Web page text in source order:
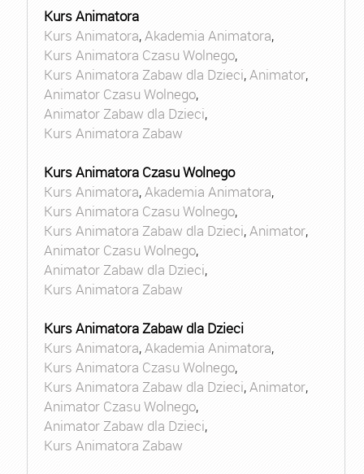
Kurs Animatora
Kurs Animatora,Akademia Animatora,
Kurs Animatora Czasu Wolnego,
Kurs Animatora Zabaw dla Dzieci,Animator,
Animator Czasu Wolnego,
Animator Zabaw dla Dzieci,
Kurs Animatora Zabaw
Kurs Animatora Czasu Wolnego
Kurs Animatora,Akademia Animatora,
Kurs Animatora Czasu Wolnego,
Kurs Animatora Zabaw dla Dzieci,Animator,
Animator Czasu Wolnego,
Animator Zabaw dla Dzieci,
Kurs Animatora Zabaw
Kurs Animatora Zabaw dla Dzieci
Kurs Animatora,Akademia Animatora,
Kurs Animatora Czasu Wolnego,
Kurs Animatora Zabaw dla Dzieci,Animator,
Animator Czasu Wolnego,
Animator Zabaw dla Dzieci,
Kurs Animatora Zabaw